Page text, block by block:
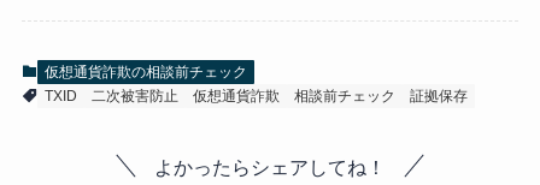
仮想通貨詐欺の相談前チェック
TXID
二次被害防止 仮想通貨詐欺 相談前チェック 証拠保存
よかったらシェアしてね！